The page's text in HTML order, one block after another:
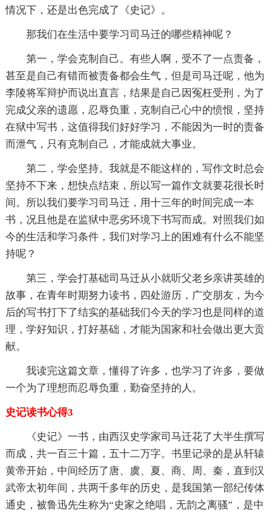
情况下，还是出色完成了《史记》。
那我们在生活中要学习司马迁的哪些精神呢？
第一，学会克制自己。有些人啊，受不了一点责备，
甚至是自己有错而被责备都会生气，但是司马迁呢，他为
李陵将军辩护而说出直言，结果是自己因冤枉受刑，为了
完成父亲的遗愿，忍辱负重，克制自己心中的愤恨，坚持
在狱中写书，这值得我们好好学习，不能因为一时的责备
而泄气，只有克制自己，才能成就大事业。
第二，学会坚持。我就是不能这样的，写作文时总会
坚持不下来，想快点结束，所以写一篇作文就要花很长时
间。所以我们要学习司马迁，用十三年的时间完成一本
书，况且他是在监狱中恶劣环境下书写而成。对照我们如
今的生活和学习条件，我们对学习上的困难有什么不能坚
持呢？
第三，学会打基础司马迁从小就听父老乡亲讲英雄的
故事，在青年时期努力读书，四处游历，广交朋友，为今
后的写书打下了结实的基础我们今天的学习也是同样的道
理，学好知识，打好基础，才能为国家和社会做出更大贡
献。
我读完这篇文章，懂得了许多，也学习了许多，要做
一个为了理想而忍辱负重，勤奋坚持的人。
史记读书心得3
《史记》一书，由西汉史学家司马迁花了大半生撰写
而成，共一百三十篇，五十二万字。书里记录的是从轩辕
黄帝开始，中间经历了唐、虞、夏、商、周、秦，直到汉
武帝太初年间，共两千多年的历史，是我国第一部纪传体
通史，被鲁迅先生称为“史家之绝唱，无韵之离骚”，是中